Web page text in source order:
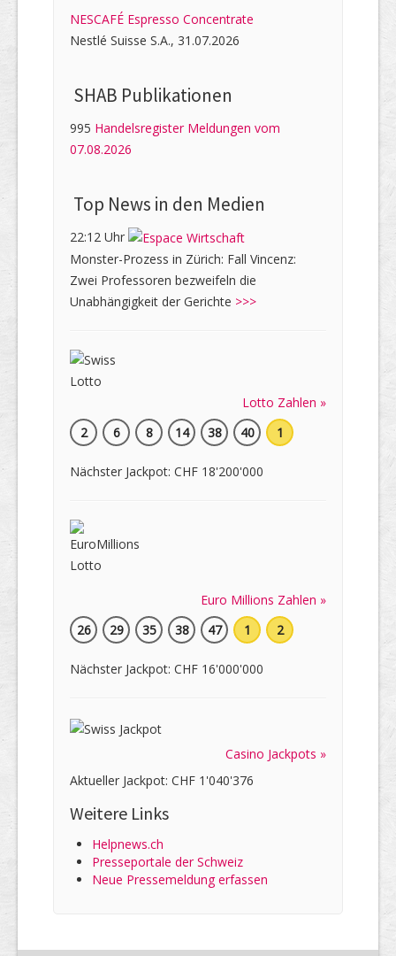
NESCAFÉ Espresso Concentrate
Nestlé Suisse S.A., 31.07.2026
SHAB Publi­kati­onen
995 Handelsregister Meldungen vom
07.08.2026
Top News in den Medien
22:12 Uhr
Monster-Prozess in Zürich: Fall Vincenz:
Zwei Professoren bezweifeln die
Unabhängigkeit der Gerichte >>>
Lotto Zahlen »
2
6 8 14 38 40 1
Nächster Jackpot: CHF 18'200'000
Euro Millions Zahlen »
26
29 35 38 47 1 2
Nächster Jackpot: CHF 16'000'000
Casino Jackpots »
Aktueller Jackpot: CHF 1'040'376
Weitere Links
Helpnews.ch
Presseportale der Schweiz
Neue Pressemeldung erfassen